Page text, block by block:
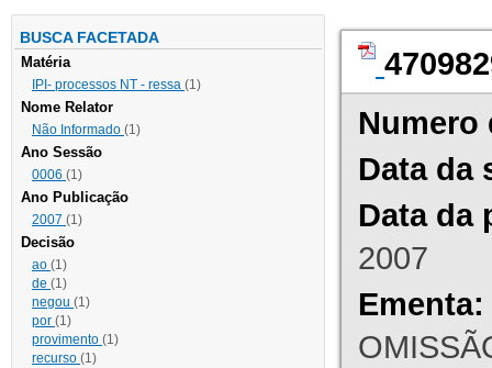
BUSCA FACETADA
Matéria
IPI- processos NT - ressa (1)
Nome Relator
Não Informado (1)
Ano Sessão
0006 (1)
Ano Publicação
2007 (1)
Decisão
ao (1)
de (1)
negou (1)
por (1)
provimento (1)
recurso (1)
Numero
Data da
Data da
2007
Ementa: